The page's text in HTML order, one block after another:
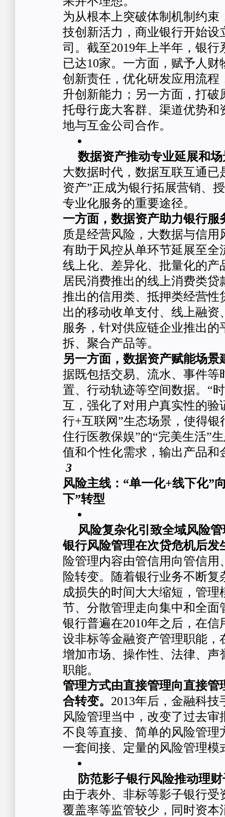
为从根本上突破体制机制约束
技创新活力，商业银行开始设
司。截至2019年上半年，银行
已达10家。一方面，赋予人财
创新责任，优化研发应用流程
升创新能力；另一方面，打破
托母行庞大客群、渠道优势和
地与互金公司合作。
数据资产推动专业延展和
大数据时代，数据互联互通已
资产”正成为银行拓展营销、
专业化服务的重要途径。
一方面，数据资产助力银行服
质是经营风险，大数据与信用
有助于风控从单环节延展至全
线上化、差异化、批量化的产
居民消费推出的线上消费类贷
推出的信用类、抵押类经营性
出的移动收单支付、线上融资
服务，针对供应链企业推出的
拆、聚合产品等。
另一方面，数据资产赋能场景
据既包括交易、流水、事件等
置、行动轨迹等空间数据。“
互，强化了对用户真实性的验
行+互联网”生态场景，使得银
住行医教保娱”的“完美生活”
值和个性化需求，输出产品和
3
风险主线：“单一化+线下化”
下”转型
风险复杂化引致全域风险
银行风险管理在次贷危机后发
险管理内容由管信用向管信用
险转变。随着银行业务不断复
成损失的时间大大缩短，管理
节、分散管理走向集中和全面
银行普遍在2010年之后，在信
设非标等金融资产管理职能，
增加市场、操作性、法律、声
职能。
管理方式由直接管理向直接管
合转变。 2013年后，金融科
风险管理当中，改变了过去审
不良等直接、简单的风险管理
一套间接、定量的风险管理模
防范影子银行风险推动理
由于表外、非标等影子银行受
覆盖率等监管较少，同时资本